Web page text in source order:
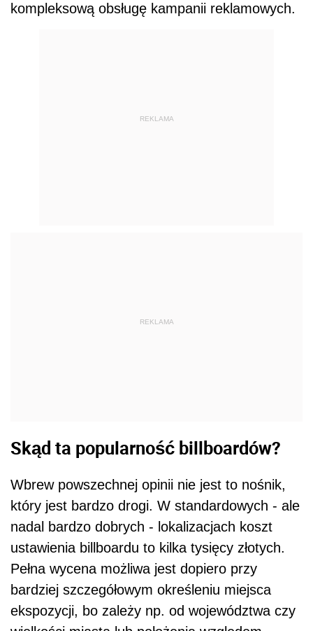
kompleksową obsługę kampanii reklamowych.
REKLAMA
REKLAMA
Skąd ta popularność billboardów?
Wbrew powszechnej opinii nie jest to nośnik,
który jest bardzo drogi. W standardowych - ale
nadal bardzo dobrych - lokalizacjach koszt
ustawienia billboardu to kilka tysięcy złotych.
Pełna wycena możliwa jest dopiero przy
bardziej szczegółowym określeniu miejsca
ekspozycji, bo zależy np. od województwa czy